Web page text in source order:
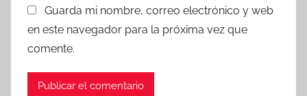
Guarda mi nombre, correo electrónico y web
en este navegador para la próxima vez que
comente.